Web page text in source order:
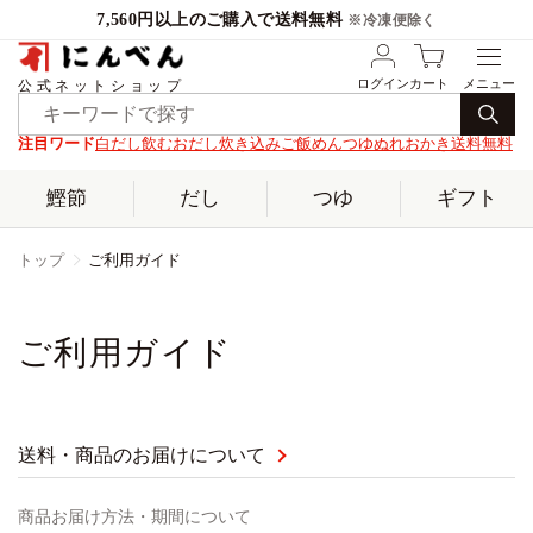
7,560円以上のご購入で送料無料 ※冷凍便除く
公式ネットショップ ログインカート
注目ワード白だし飲むおだし炊き込みご飯めんつゆぬれおかき 送料無料
鰹節 だし つゆ ギフト
トップ ご利用ガイド
ご利用ガイド
送料・商品のお届けについて
商品お届け方法・期間について